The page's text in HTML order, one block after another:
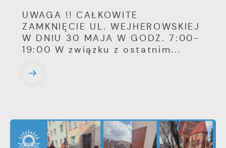
UWAGA !! CAŁKOWITE
ZAMKNIĘCIE UL. WEJHEROWSKIEJ
W DNIU 30 MAJA W GODZ. 7:00-
19:00 W związku z ostatnim...